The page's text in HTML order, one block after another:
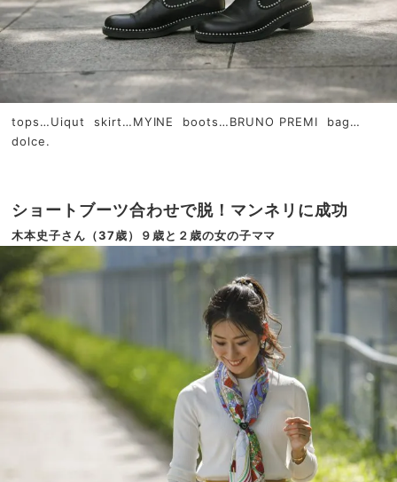
tops…Uiqut skirt…MYINE boots…BRUNO PREMI bag…
dolce.
ショートブーツ合わせで脱！マンネリに成功
木本史子さん（37歳）９歳と２歳の女の子ママ